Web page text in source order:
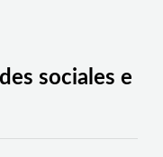
sociales e